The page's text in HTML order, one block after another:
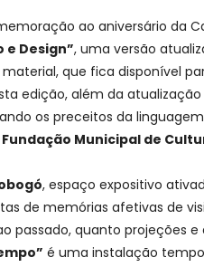
ao aniversário da
Design”, uma versão
que fica disponível
edição, além da
os preceitos da
Municipal de
, espaço expositivo
de memórias afetivas de
passado, quanto projeções
é uma instalação